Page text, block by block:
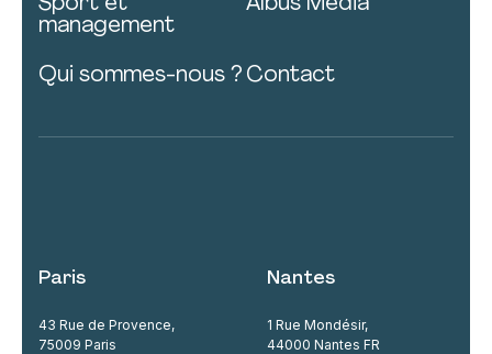
management
Qui sommes-nous ? Contact
Paris
43 Rue de Provence,
75009 Paris
Nantes
1 Rue Mondésir,
44000 Nantes FR